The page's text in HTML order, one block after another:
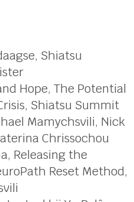
Shiatsu
Hope, The Potential
Shiatsu Summit
Mamychsvili, Nick
Chrissochou
Releasing the
Reset Method,